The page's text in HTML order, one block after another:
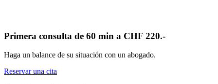
Primera consulta de 60 min a CHF 220.-
Haga un balance de su situación con un abogado.
Reservar una cita